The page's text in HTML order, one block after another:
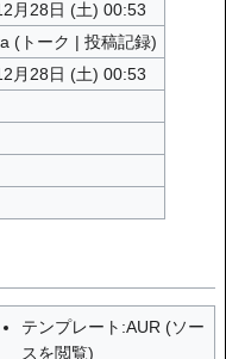
月28日 (土) 00:53
(トーク | 投稿記録)
月28日 (土) 00:53
テンプレート:AUR (ソー
スを閲覧)